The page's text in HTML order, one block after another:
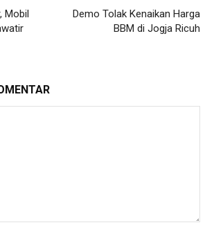
Mobil
Demo Tolak Kenaikan Harga
BBM di Jogja Ricuh